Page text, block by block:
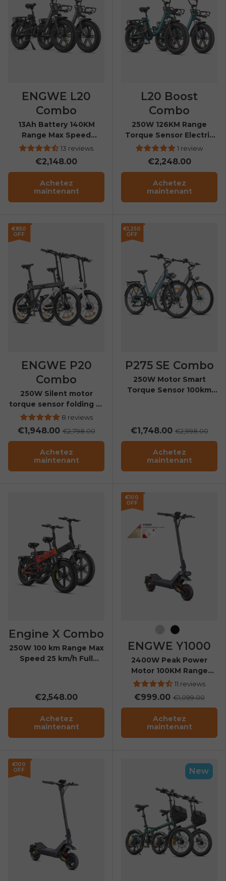
ENGWE L20
Combo
13Ah Battery 140KM
Range Max Speed
25Km/h Step-through
ebike
13 reviews
€2,148.00
Achetez
maintenant
L20 Boost
Combo
250W 126KM Range
Torque Sensor Electric
Fat Bike with a Boost
Button
1 review
€2,248.00
Achetez
maintenant
€850
OFF
ENGWE P20
Combo
250W Silent motor
torque sensor folding E-
bike8 reviews
€1,948.00€2,798.00
Achetez
maintenant
€1,250
OFF
P275 SE Combo
250W Motor Smart
Torque Sensor 100km
€1,748.00€2,998.00
Achetez
maintenant
Engine X Combo
250W 100 km Range Max
Speed 25 km/h Full
€2,548.00
Achetez
maintenant
€100
OFF
SilverNoir
ENGWE Y1000
2400W Peak Power
Motor 100KM Range
Foldable Electric
Scooter
11 reviews
€999.00€1,099.00
Achetez
maintenant
€100
OFF
New